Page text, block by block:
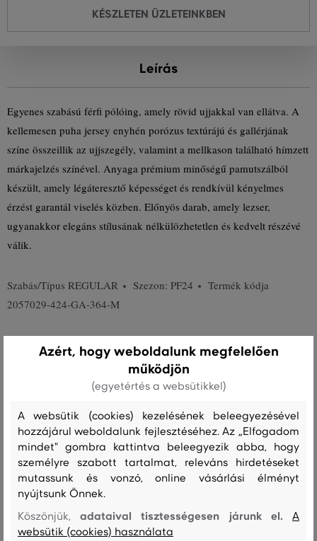
KÉSZLETEN ÜZLETEINKBEN
Leírás
Egyenes szabású férfi pólóing, amely rövid ujjakkal van ellátva. A
kellemesen puha jersey enyhén porózus textúrájú és gallérjának
színe összeillik az ujjszegély, valamint a mellkason található hímzett
márkajelzés színével. Anyaga prémium minőségű pamutszálból
készült, amely légáteresztő képességet és rendkívül kényelmes
érzést garantál viselés közben. Előnyös darab, amely lezser,
ugyanakkor elegáns stílusának nélkülözhetetlen és kedvelt részévé
válik.
Szabás/Típus REGULAR Szezon: PF24
Termék kódja
2057029-424-GA-364-M
Összetétel
100 %
Kezelési útmutató
MOSÁS FEHÉRÍTÉS SZÁRÍTÁS VASALÁS TISZTÍTÁS
Azért, hogy weboldalunk megfelelően
működjön
(egyetértés a websütikkel)
A websütik (cookies) kezelésének beleegyezésével
hozzájárul weboldalunk fejlesztéséhez. Az „Elfogadom
mindet" gombra kattintva beleegyezik abba, hogy
személyre szabott tartalmat, releváns hirdetéseket
mutassunk és vonzó, online vásárlási élményt
nyújtsunk Önnek.
Köszönjük,adataival tisztességesen járunk el.A
websütik (cookies) használata